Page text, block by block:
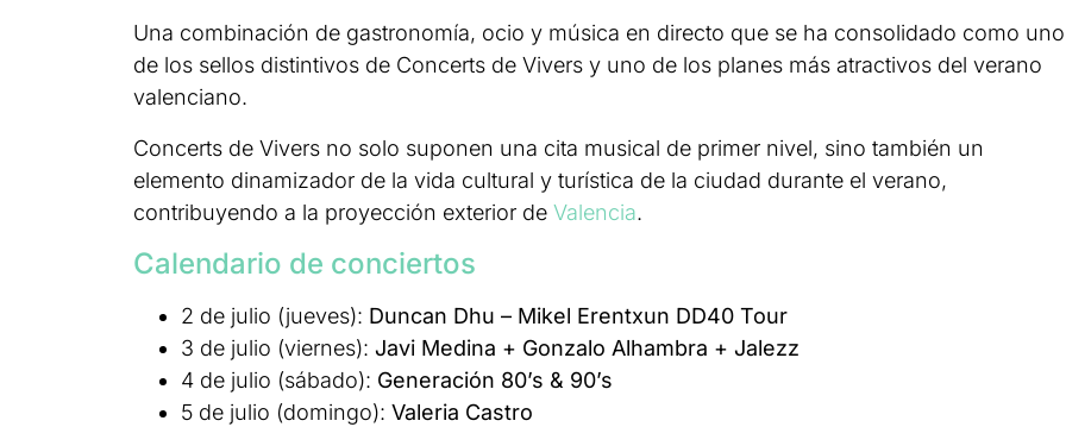
Una combinación de gastronomía, ocio y música en directo que se ha consolidado como uno
de los sellos distintivos de Concerts de Vivers y uno de los planes más atractivos del verano
valenciano.
Concerts de Vivers no solo suponen una cita musical de primer nivel, sino también un
elemento dinamizador de la vida cultural y turística de la ciudad durante el verano,
contribuyendo a la proyección exterior de Valencia.
Calendario de conciertos
2 de julio (jueves): Duncan Dhu – Mikel Erentxun DD40 Tour
3 de julio (viernes): Javi Medina + Gonzalo Alhambra + Jalezz
4 de julio (sábado): Generación 80’s & 90’s
5 de julio (domingo): Valeria Castro